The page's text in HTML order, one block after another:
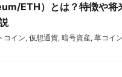
ETH）とは？特徴や将
コイン, 仮想通貨, 暗号資産, 草コイン